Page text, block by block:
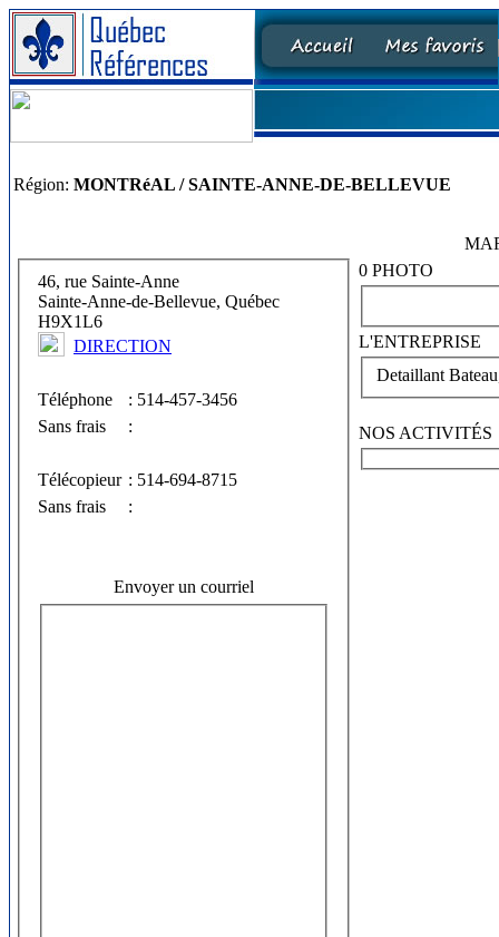
Région: MONTRéAL / SAINTE-ANNE-DE-BELLEVUE
46, rue Sainte-Anne
Sainte-Anne-de-Bellevue, Québec
H9X1L6
DIRECTION
Téléphone
: 514-457-3456
Sans frais
:
Télécopieur
: 514-694-8715
Sans frais
:
Envoyer un courriel
0 PHOTO
L'ENTREPRISE
Detaillant
NOS ACTIVITÉS